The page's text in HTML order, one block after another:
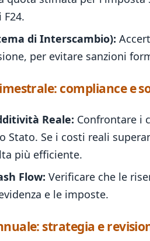
di Interscambio):
per evitare sanzioni
compliance e
Reale: Confrontare i
Stato. Se i costi reali
più efficiente.
Flow: Verificare che le
e le imposte.
strategia e